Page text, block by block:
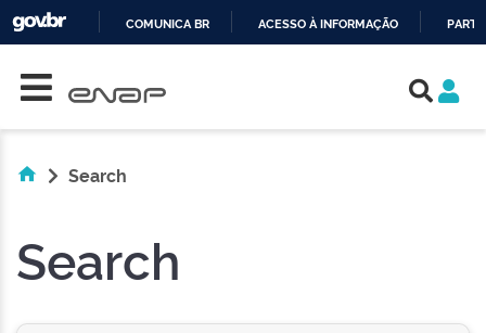
COMUNICA BR ACESSO À INFORMAÇÃO
Search
Search